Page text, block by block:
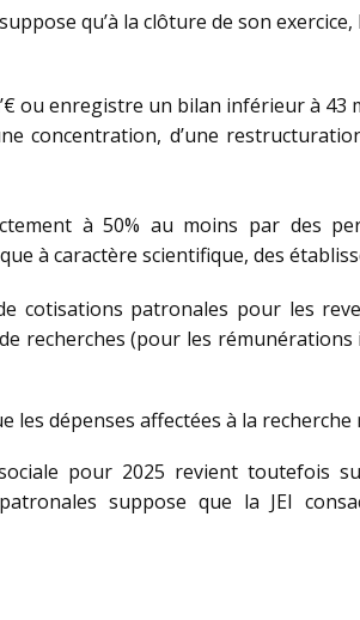
qu’à la clôture de son exercice,
ou enregistre un bilan inférieur à 43
concentration, d’une
à 50% au moins par des
à caractère scientifique, des
cotisations patronales pour les
recherches (pour les
dépenses affectées à la
pour 2025 revient toutefois
suppose que la JEI